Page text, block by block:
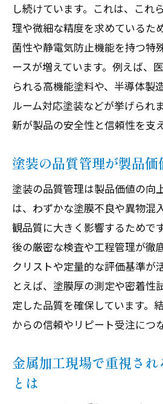
し続けています。これは、これ
理や微細な精度を求めているた
菌性や静電気防止機能を持つ特
ースが増えています。例えば、
られる高機能塗料や、半導体製
ルーム対応塗装などが挙げられ
新が製品の安全性と信頼性を支
塗装の品質管理が製品
塗装の品質管理は製品価値の向
は、わずかな塗膜不良や異物混
観品質に大きく影響するためで
後の厳密な検査や工程管理が徹
クリストや定量的な評価基準が
とえば、塗膜厚の測定や密着性
定した品質を確保しています。
からの信頼やリピート受注につ
金属加工現場で重視され
とは